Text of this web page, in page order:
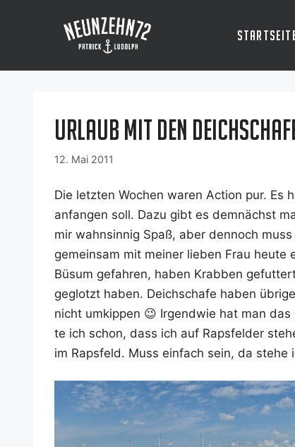
Urlaub mit den
12. Mai 2011
Die letz­ten Wochen waren Action pur. Es
anfan­gen soll. Dazu gibt es dem­nächst
mir wahn­sin­nig Spaß, aber den­noch
gemein­sam mit mei­ner lie­ben Frau heu­te
Büsum gefah­ren, haben Krab­ben
geglotzt haben. Deich­scha­fe haben
nicht umkip­pen 😉 Irgend­wie hat man
te ich schon, dass ich auf Raps­fel­der
im Raps­feld. Muss ein­fach sein, da ste­he